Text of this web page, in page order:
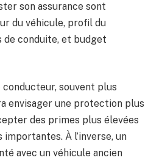
son assurance sont
du véhicule, profil du
de conduite, et budget
conducteur, souvent plus
envisager une protection plus
des primes plus élevées
À l’inverse, un
avec un véhicule ancien